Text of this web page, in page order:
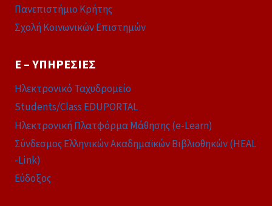
Πανεπιστήμιο Κρήτης
Σχολή Κοινωνικών Επιστημών
E – ΥΠΗΡΕΣΊΕΣ
Ηλεκτρονικό Ταχυδρομείο
Students/Class EDUPORTAL
Ηλεκτρονική Πλατφόρμα Μάθησης (e-Learn)
Σύνδεσμος Ελληνικών Ακαδημαϊκών Βιβλιοθηκών (HEAL
-Link)
Εύδοξος